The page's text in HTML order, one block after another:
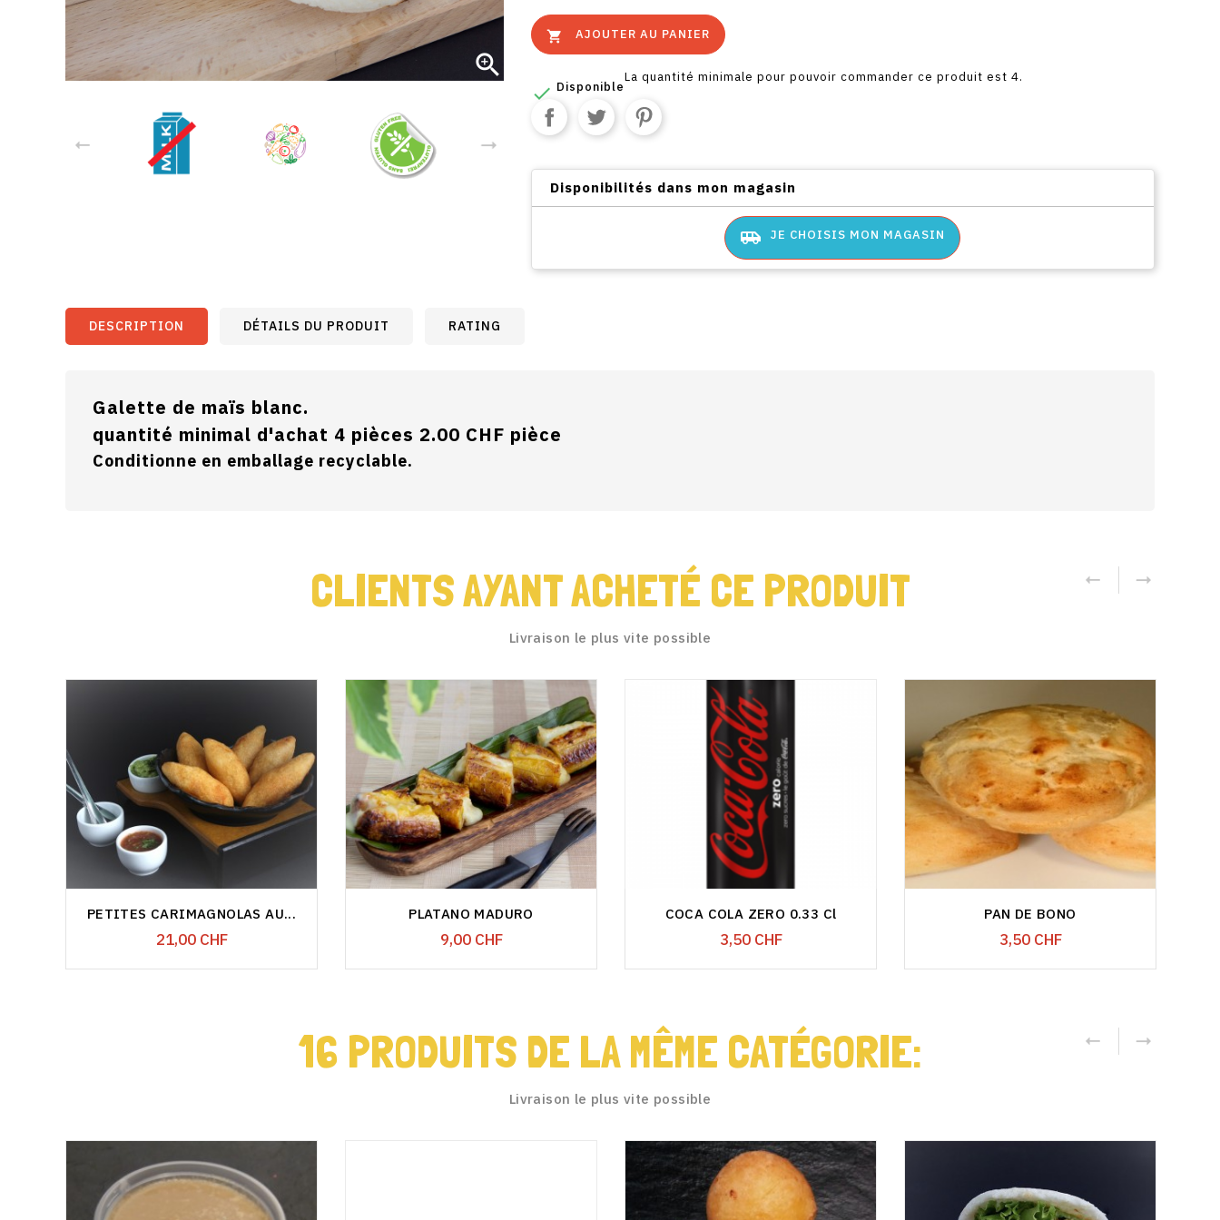

 AJOUTER AU PANIER
 Disponible
La quantité minimale pour pouvoir commander ce produit est 4.
Disponibilités dans mon magasin
airport_shuttle JE CHOISIS MON MAGASIN
DESCRIPTION DÉTAILS DU PRODUIT RATING
Galette de maïs blanc.
quantité minimal d'achat 4 pièces 2.00 CHF pièce
Conditionne en emballage recyclable.
CLIENTS AYANT ACHETÉ CE PRODUIT
Livraison le plus vite possible
PETITES CARIMAGNOLAS AU...
Prix
21,00 CHF
PLATANO MADURO
Prix
9,00 CHF
COCA COLA ZERO 0.33 Cl
Prix
3,50 CHF
PAN DE BONO
Prix
3,50 CHF
16 PRODUITS DE LA MÊME CATÉGORIE:
Livraison le plus vite possible